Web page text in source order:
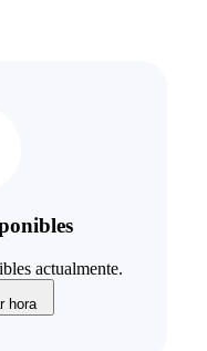
actualmente.
hora